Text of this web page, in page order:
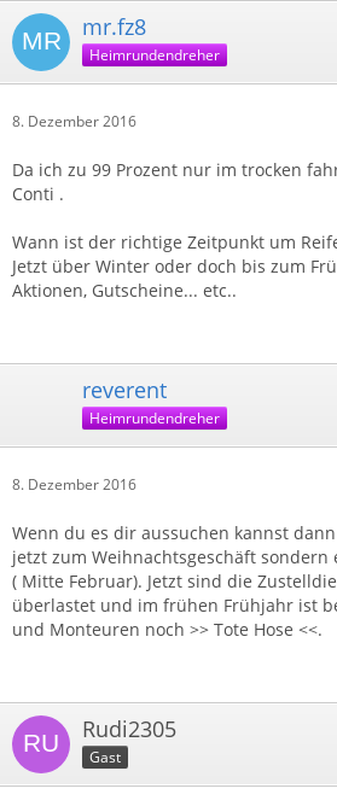
mr.fz8
Heimrundendreher
8. Dezember 2016
Da ich zu 99 Prozent nur im trocken
Conti .
Wann ist der richtige Zeitpunkt um
Jetzt über Winter oder doch bis zum
Aktionen, Gutscheine... etc..
reverent
Heimrundendreher
8. Dezember 2016
Wenn du es dir aussuchen kannst
jetzt zum Weihnachtsgeschäft
( Mitte Februar). Jetzt sind die
überlastet und im frühen Frühjahr ist
und Monteuren noch >> Tote Hose <<.
Rudi2305
Gast